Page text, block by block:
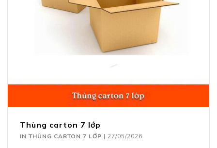
Thùng carton 7 lớp
IN THÙNG CARTON 7 LỚP | 27/05/2026